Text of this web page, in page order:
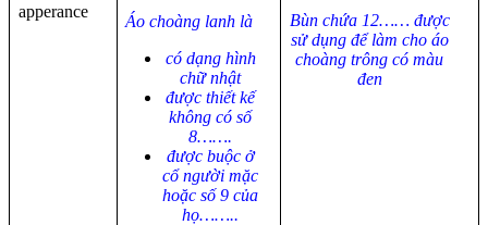
apperance
Áo choàng lanh là
có dạng hình
chữ nhật
được thiết kế
không có số
8…….
được buộc ở
cổ người mặc
hoặc số 9 của
họ……..
Bùn chứa 12…… được
sử dụng để làm cho áo
choàng trông có màu
đen